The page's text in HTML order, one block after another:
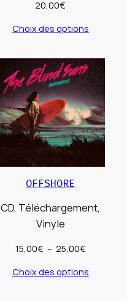
20,00€
Choix des options
OFFSHORE
CD, Téléchargement,
Vinyle
15,00€ – 25,00€Plage
prix :
Choix des options